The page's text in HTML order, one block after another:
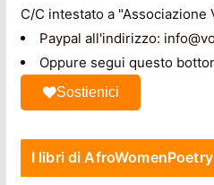
C/C intestato a "Associazione
Paypal all'indirizzo:
Oppure segui questo
Sostienici
I libri di AfroWomenPoetry